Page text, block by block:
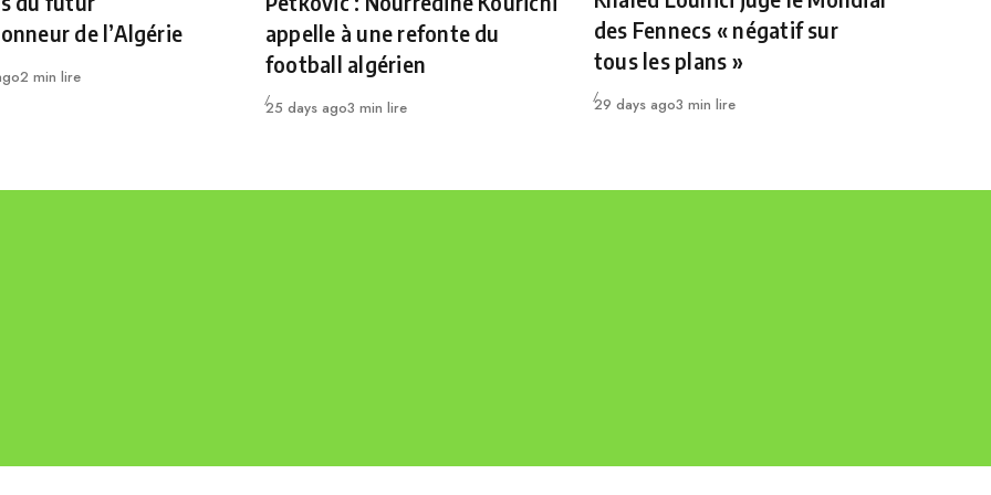
de l’Algérie
2 min lire
appelle à une refonte du
football algérien
Publié
25 days ago3 min lire
des Fennecs « négatif sur
tous les plans »
Publié
29 days ago3 min lire